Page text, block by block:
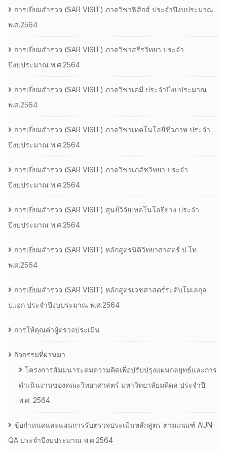
การเยี่ยมสํารวจ (SAR VISIT) ภาควิชาฟิสิกส์ ประจําปีงบประมาณ
พ.ศ.2564
การเยี่ยมสํารวจ (SAR VISIT) ภาควิชาสรีรวิทยา ประจํา
ปีงบประมาณ พ.ศ.2564
การเยี่ยมสํารวจ (SAR VISIT) ภาควิชาเคมี ประจําปีงบประมาณ
พ.ศ.2564
การเยี่ยมสํารวจ (SAR VISIT) ภาควิชาเทคโนโลยีชีวภาพ ประจํา
ปีงบประมาณ พ.ศ.2564
การเยี่ยมสํารวจ (SAR VISIT) ภาควิชาเภสัชวิทยา ประจํา
ปีงบประมาณ พ.ศ.2564
การเยี่ยมสํารวจ (SAR VISIT) ศูนย์วิจัยเทคโนโลยียาง ประจํา
ปีงบประมาณ พ.ศ.2564
การเยี่ยมสํารวจ (SAR VISIT) หลักสูตรนิติวิทยาศาสตร์ ป.โท
พ.ศ.2564
การเยี่ยมสํารวจ (SAR VISIT) หลักสูตรเวชศาสตร์ระดับโมเลกุล
ป.เอก ประจําปีงบประมาณ พ.ศ.2564
การให้คุณค่าผู้ตรวจประเมิน
กิจกรรมที่ผ่านมา
โครงการสัมมนาระดมความคิดเพื่อปรับปรุงแผนกลยุทธ์และการ
ดำเนินงานของคณะวิทยาศาสตร์ มหาวิทยาลัยมหิดล ประจำปี
พ.ศ. 2564
ข้อกำหนดและแผนการรับตรวจประเมินหลักสูตร ตามเกณฑ์ AUN-
QA ประจำปีงบประมาณ พ.ศ.2564